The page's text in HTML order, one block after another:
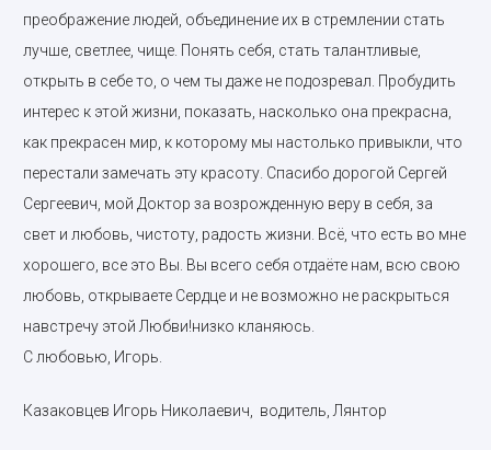
преображение людей, объединение их в стремлении стать
лучше, светлее, чище. Понять себя, стать талантливые,
открыть в себе то, о чем ты даже не подозревал. Пробудить
интерес к этой жизни, показать, насколько она прекрасна,
как прекрасен мир, к которому мы настолько привыкли, что
перестали замечать эту красоту. Спасибо дорогой Сергей
Сергеевич, мой Доктор за возрожденную веру в себя, за
свет и любовь, чистоту, радость жизни. Всё, что есть во мне
хорошего, все это Вы. Вы всего себя отдаёте нам, всю свою
любовь, открываете Сердце и не возможно не раскрыться
навстречу этой Любви!низко кланяюсь.
С любовью, Игорь.
Казаковцев Игорь Николаевич, водитель, Лянтор